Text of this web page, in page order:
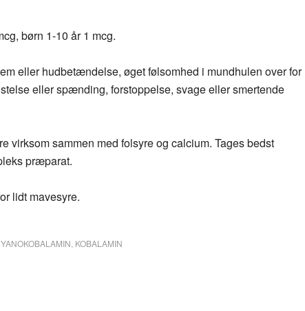
børn 1-10 år 1 mcg.
eller hudbetændelse, øget følsomhed i mundhulen over for
eller spænding, forstoppelse, svage eller smertende
virksom sammen med folsyre og calcium. Tages bedst
præparat.
lidt mavesyre.
KOBALAMIN